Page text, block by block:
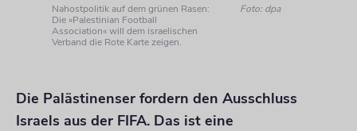
Nahostpolitik auf dem grünen Rasen:
Die »Palestinian Football
Association« will dem israelischen
Verband die Rote Karte zeigen.
Foto: dpa
Die Palästinenser fordern den Ausschluss
Israels aus der FIFA. Das ist eine